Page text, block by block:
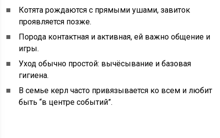
Котята рождаются с прямыми ушами, завиток
проявляется позже.
Порода контактная и активная, ей важно общение и
игры.
Уход обычно простой: вычёсывание и базовая
гигиена.
В семье керл часто привязывается ко всем и любит
быть “в центре событий”.